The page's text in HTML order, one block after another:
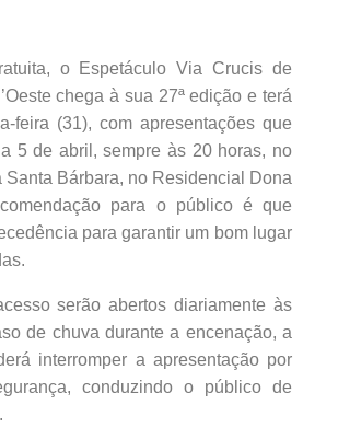
o Espetáculo Via Crucis de
chega à sua 27ª edição e terá
feira (31), com apresentações que
5 de abril, sempre às 20 horas, no
Santa Bárbara, no Residencial Dona
para o público é que
para garantir um bom lugar
serão abertos diariamente às
de chuva durante a encenação, a
interromper a apresentação por
conduzindo o público de